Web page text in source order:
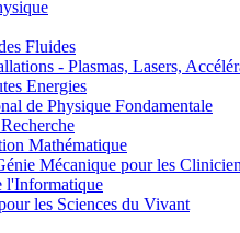
Fluides
- Plasmas, Lasers,
Energies
de Physique Fondamentale
Mathématique
Mécanique pour les
l'Informatique
les Sciences du Vivant